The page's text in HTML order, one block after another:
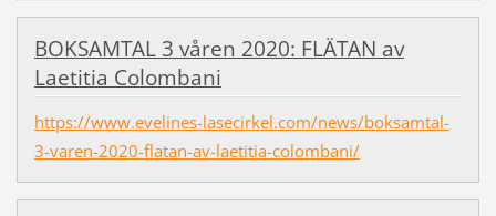
BOKSAMTAL 3 våren 2020: FLÄTAN av
Laetitia Colombani
https://www.evelines-lasecirkel.com/news/boksamtal-
3-varen-2020-flatan-av-laetitia-colombani/